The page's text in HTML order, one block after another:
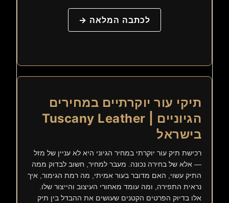
לכתבה המלאה →
תיקי עור יוקרתיים במחירים
הגיוניים | Tuscany Leather
בישראל
רכישת תיק עור יוקרתי במחיר הגיוני היא לא עניין של מזל
— אלא של בחירה נכונה. מעבר למחיר, חשוב לבדוק ממה
התיק עשוי, האם מדובר בעור אמיתי, מה רמת הגימור, איך
נראית התפירה, ומה עומד מאחורי העיצוב והייצור שלו.
אלו בדיוק הפרטים הקטנים שעושים את ההבדל בין תיק